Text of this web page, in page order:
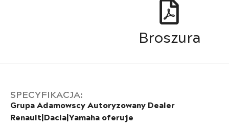
Broszura
SPECYFIKACJA:
Grupa Adamowscy Autoryzowany Dealer
Renault|Dacia|Yamaha oferuje